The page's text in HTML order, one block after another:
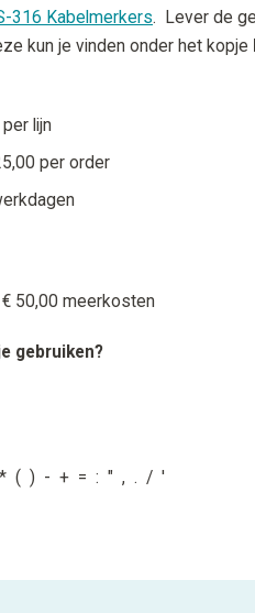
316 Kabelmerkers. Lever de
kun je vinden onder het kopje
lijn
per order
50,00 meerkosten
gebruiken?
( ) - + = : " , . / '